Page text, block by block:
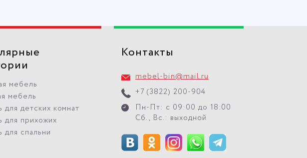
мебель
мебель
детских комнат
для прихожих
спальни
Контакты
mebel-bin@mail.ru
+7 (3822) 200-904
Пн-Пт: с 09:00 до 18:00
Сб., Вс.: выходной